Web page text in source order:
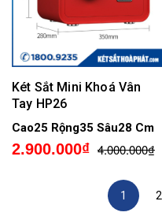
Két Sắt Mini Khoá Vân
Tay HP26
Cao25 Rộng35 Sâu28 Cm
2.900.000₫ 4.000.000₫
1 2